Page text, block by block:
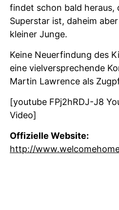
findet schon bald heraus,
Superstar ist, daheim
kleiner Junge.
Keine Neuerfindung des
eine vielversprechende
Martin Lawrence als
[youtube FPj2hRDJ-J8
Video]
Offizielle Website:
http://